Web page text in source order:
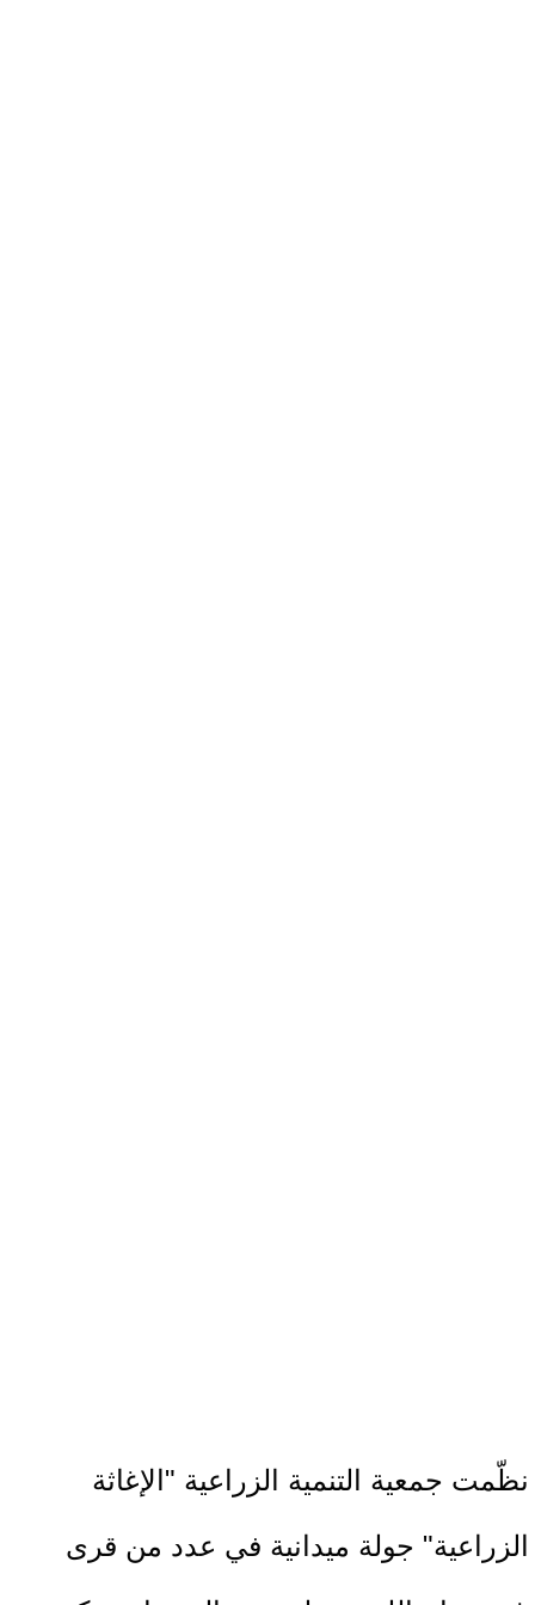
نظّمت جمعية التنمية الزراعية "الإغاثة
الزراعية" جولة ميدانية في عدد من قرى